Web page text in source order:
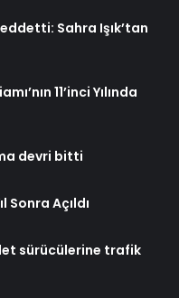
Sahra Işık’tan
11’inci Yılında
devri bitti
Sonra Açıldı
sürücülerine trafik